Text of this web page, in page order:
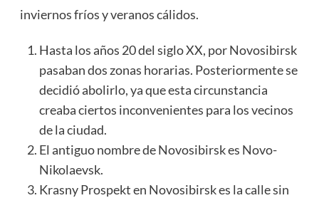
inviernos fríos y veranos cálidos.
Hasta los años 20 del siglo XX, por Novosibirsk
pasaban dos zonas horarias. Posteriormente se
decidió abolirlo, ya que esta circunstancia
creaba ciertos inconvenientes para los vecinos
de la ciudad.
El antiguo nombre de Novosibirsk es Novo-
Nikolaevsk.
Krasny Prospekt en Novosibirsk es la calle sin